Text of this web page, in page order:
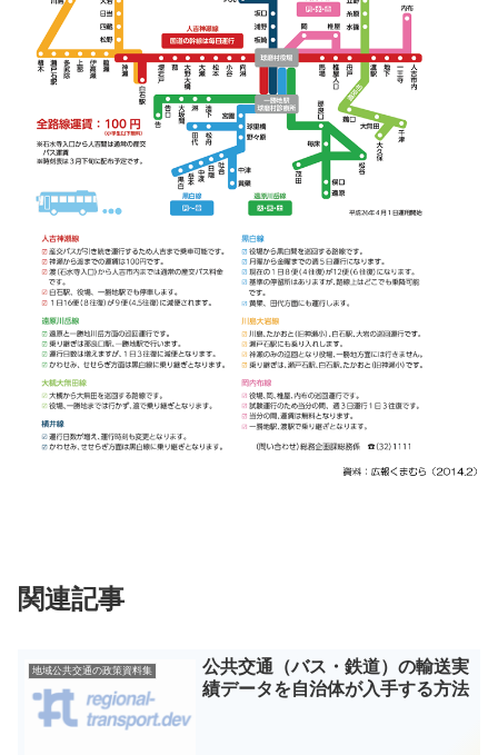
関連記事
地域公共交通の政策資料集
公共交通（バス・鉄道）の輸送実
績データを自治体が入手する方法